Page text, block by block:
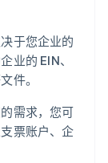
于您企业的
业的 EIN、
件。
需求，您可
票账户、企